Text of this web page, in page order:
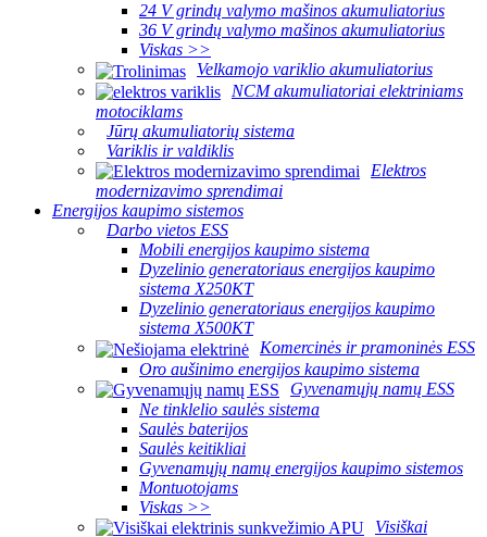
24 V grindų valymo mašinos akumuliatorius
36 V grindų valymo mašinos akumuliatorius
Viskas >>
Velkamojo variklio akumuliatorius
NCM akumuliatoriai elektriniams
motociklams
Jūrų akumuliatorių sistema
Variklis ir valdiklis
Elektros
modernizavimo sprendimai
Energijos kaupimo sistemos
Darbo vietos ESS
Mobili energijos kaupimo sistema
Dyzelinio generatoriaus energijos kaupimo
sistema X250KT
Dyzelinio generatoriaus energijos kaupimo
sistema X500KT
Komercinės ir pramoninės ESS
Oro aušinimo energijos kaupimo sistema
Gyvenamųjų namų ESS
Ne tinklelio saulės sistema
Saulės baterijos
Saulės keitikliai
Gyvenamųjų namų energijos kaupimo sistemos
Montuotojams
Viskas >>
Visiškai